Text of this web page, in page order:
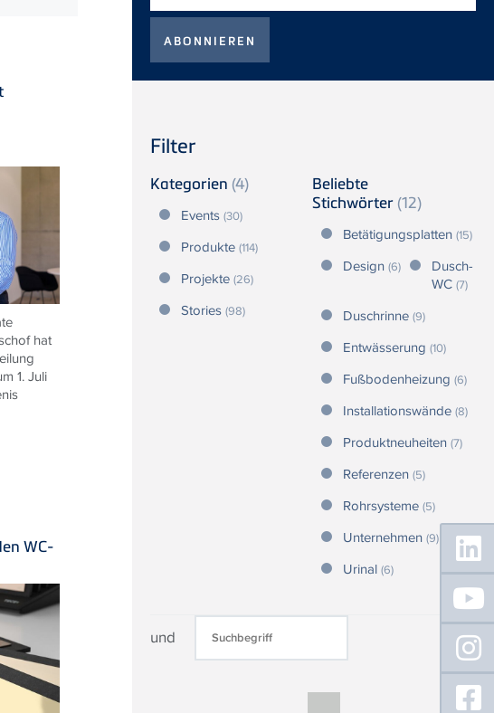
Filter
Kategorien (4)
Events (30)
Produkte (114)
Projekte (26)
Stories (98)
Beliebte
Stichwörter (12)
Betätigungsplatten (15)
Design (6)
Dusch-
WC (7)
Duschrinne (9)
Entwässerung (10)
Fußbodenheizung (6)
Installationswände (8)
Produktneuheiten (7)
Referenzen (5)
Rohrsysteme (5)
Unternehmen (9)
Urinal (6)
und
hat
1. Juli
WC-
Floating
Sidebar